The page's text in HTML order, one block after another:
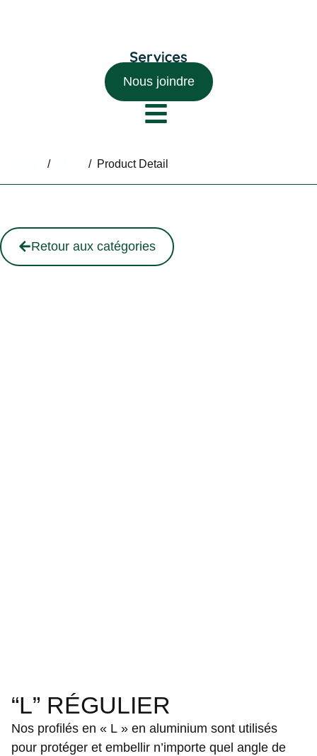
Nous joindre
/ / Product Detail
Retour aux catégories
“L” RÉGULIER
Nos profilés en « L » en aluminium sont utilisés
pour protéger et embellir n’importe quel angle de